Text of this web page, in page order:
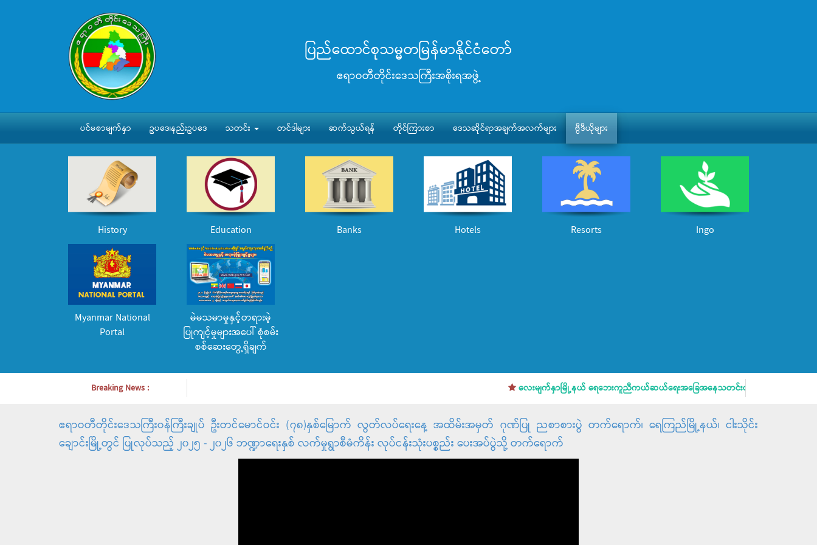
ပြည်ထောင်စုသမ္မတမြန်မာနိုင်ငံတော်
ဧရာဝတီတိုင်းဒေသကြီးအစိုးရအဖွဲ့
ပင်မစာမျက်နှာ ဥပဒေ၊နည်းဥပဒေ သတင်း တင်ဒါများ ဆက်သွယ်ရန် တိုင်ကြားစာ ဒေသဆိုင်ရာအချက်အလက်များ ဗွီဒီယိုများ
History Education Banks Hotels Resorts Ingo
Myanmar National
Portal
မဲမသမာမှုနှင့်တရားမဲ့
ပြုကျင့်မှုများအပေါ် စုံစမ်း
စစ်ဆေးတွေ့ရှိချက်
Breaking News : လေးမျက်နှာမြို့နယ် ရေဘေးကူညီကယ်ဆယ်ရေးအခြေအနေသတင်းထုတ်ပြန်ခြင်း
ဧရာဝတီတိုင်းဒေသကြီးဝန်ကြီးချုပ် ဦးတင်မောင်ဝင်း (၇၈)နှစ်မြောက် လွတ်လပ်ရေးနေ့ အထိမ်းအမှတ် ဂုဏ်ပြု ညစာစားပွဲ တက်ရောက်၊ ရေကြည်မြို့နယ်၊ ငါးသိုင်း
ချောင်းမြို့တွင် ပြုလုပ်သည့် ၂၀၂၅ - ၂၀၂၆ ဘဏ္ဍာရေးနှစ် လက်မှုရွာစီမံကိန်း လုပ်ငန်းသုံးပစ္စည်း ပေးအပ်ပွဲသို့ တက်ရောက်